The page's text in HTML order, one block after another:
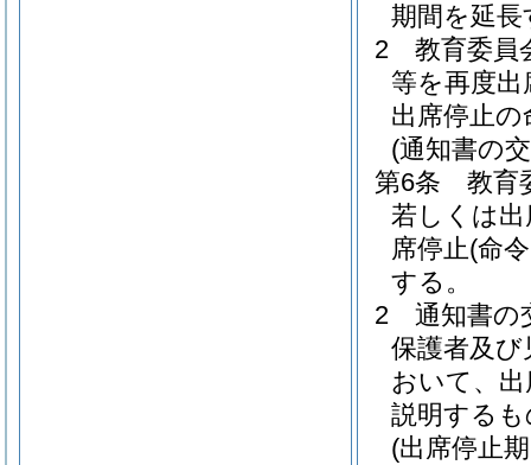
期間を延
2
教育委員
等を再度
出席停止
(通知書の
第6条
教育
若しくは
席停止(命
する。
2
通知書の
保護者及
おいて、
説明する
(出席停止